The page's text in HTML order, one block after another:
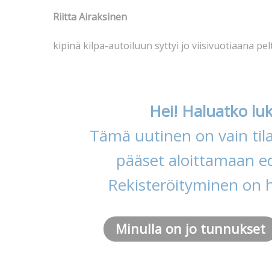
Riitta Airaksinen
kipinä kilpa-autoiluun syttyi jo viisivuotiaana
Hei! Haluatko
Tämä uutinen on vain
pääset aloittamaan
Rekisteröityminen on
Minulla on jo tunnukset